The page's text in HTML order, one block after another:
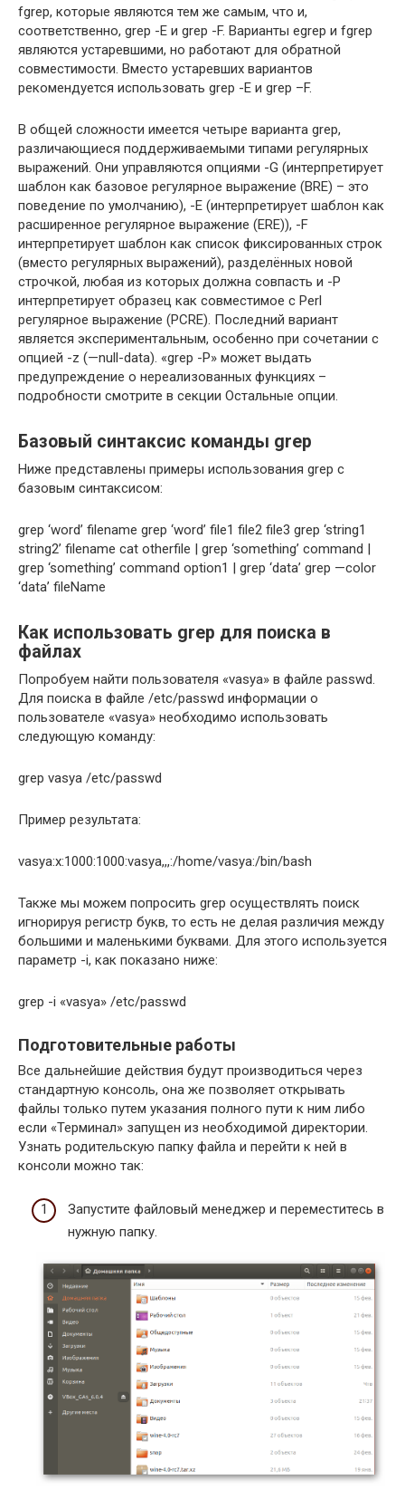
fgrep, которые являются тем же самым, что и,
соответственно, grep -E и grep -F. Варианты egrep и fgrep
являются устаревшими, но работают для обратной
совместимости. Вместо устаревших вариантов
рекомендуется использовать grep -E и grep –F.
В общей сложности имеется четыре варианта grep,
различающиеся поддерживаемыми типами регулярных
выражений. Они управляются опциями -G (интерпретирует
шаблон как базовое регулярное выражение (BRE) – это
поведение по умолчанию), -E (интерпретирует шаблон как
расширенное регулярное выражение (ERE)), -F
интерпретирует шаблон как список фиксированных строк
(вместо регулярных выражений), разделённых новой
строчкой, любая из которых должна совпасть и -P
интерпретирует образец как совместимое с Perl
регулярное выражение (PCRE). Последний вариант
является экспериментальным, особенно при сочетании с
опцией -z (—null-data). «grep -P» может выдать
предупреждение о нереализованных функциях –
подробности смотрите в секции Остальные опции.
Базовый синтаксис команды grep
Ниже представлены примеры использования grep с
базовым синтаксисом:
grep ‘word’ filename grep ‘word’ file1 file2 file3 grep ‘string1
string2’ filename cat otherfile | grep ‘something’ command |
grep ‘something’ command option1 | grep ‘data’ grep —color
‘data’ fileName
Как использовать grep для поиска в
файлах
Попробуем найти пользователя «vasya» в файле passwd.
Для поиска в файле /etc/passwd информации о
пользователе «vasya» необходимо использовать
следующую команду:
grep vasya /etc/passwd
Пример результата:
vasya:x:1000:1000:vasya,,,:/home/vasya:/bin/bash
Также мы можем попросить grep осуществлять поиск
игнорируя регистр букв, то есть не делая различия между
большими и маленькими буквами. Для этого используется
параметр -i, как показано ниже:
grep -i «vasya» /etc/passwd
Подготовительные работы
Все дальнейшие действия будут производиться через
стандартную консоль, она же позволяет открывать
файлы только путем указания полного пути к ним либо
если «Терминал» запущен из необходимой директории.
Узнать родительскую папку файла и перейти к ней в
консоли можно так:
Запустите файловый менеджер и переместитесь в
нужную папку.